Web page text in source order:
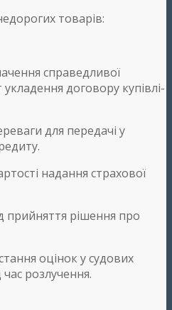
товарів:
справедливої
договору купівлі-
для передачі у
надання страхової
прийняття рішення про
оцінок у судових
розлучення.